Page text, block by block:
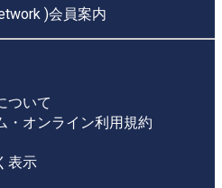
)会員案内
ついて
・オンライン利用規約
表示